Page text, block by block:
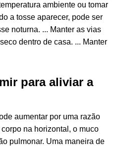
ambiente ou tomar
a tosse aparecer, pode ser
noturna. ... Manter as vias
dentro de casa. ... Manter
para aliviar a
aumentar por uma razão
na horizontal, o muco
pulmonar. Uma maneira de